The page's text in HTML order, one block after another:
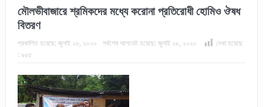
মৌলভীবাজারে শ্রমিকদের মধ্যে করোনা প্রতিরোধী হোমিও ঔষধ
বিতরণ
প্রকাশিত হয়েছে: জুলাই ২৮, ২০২০ সর্বশেষ আপডেট হয়েছে: জুলাই ২৮, ২০২০
দেখা হয়েছে
: ৯৫৫